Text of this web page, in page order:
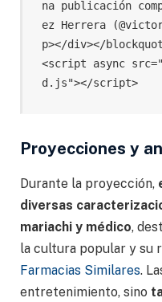
na publicación
ez Herrera
p></div></
<script async
d.js"></script>
Proyecciones y
Durante la proyección,
diversas
mariachi y médico,
la cultura popular y su
Farmacias Similares.
entretenimiento, sino